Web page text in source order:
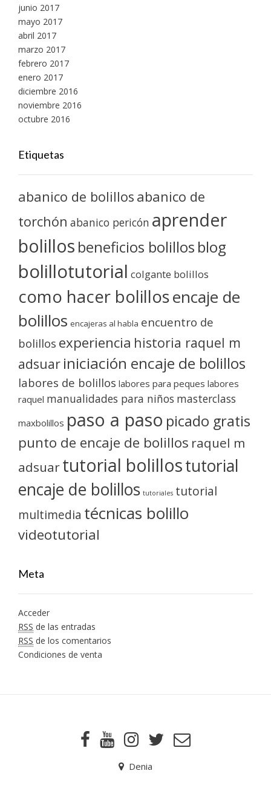
junio 2017
mayo 2017
abril 2017
marzo 2017
febrero 2017
enero 2017
diciembre 2016
noviembre 2016
octubre 2016
Etiquetas
abanico de bolillos abanico de
torchón abanico pericón aprender
bolillos beneficios bolillos blog
bolillotutorial colgante bolillos
como hacer bolillosencaje de
bolillos encajeras al habla encuentro de
bolillos experiencia historia raquel m
adsuar iniciación encaje de bolillos
labores de bolillos labores para peques labores
raquel manualidades para niños masterclass
maxbolillos paso a paso picado gratis
punto de encaje de bolillos raquel m
adsuartutorial bolillostutorial
encaje de bolillos tutoriales tutorial
multimedia técnicas bolillo
videotutorial
Meta
Acceder
RSS de las entradas
RSS de los comentarios
Condiciones de venta
Denia